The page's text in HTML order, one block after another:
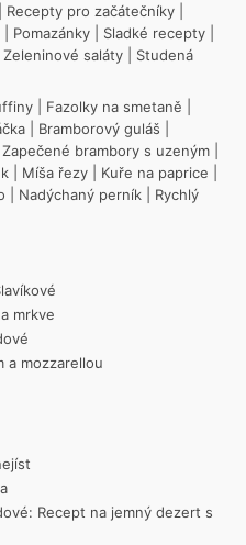
Recepty pro začátečníky
Pomazánky Sladké recepty
Zeleninové saláty
Studená
Fazolky na smetaně
Bramborový guláš
Zapečené brambory s uzeným
Míša řezy Kuře na paprice
Nadýchaný perník
Rychlý
mrkve
a mozzarellou
Recept na jemný dezert s